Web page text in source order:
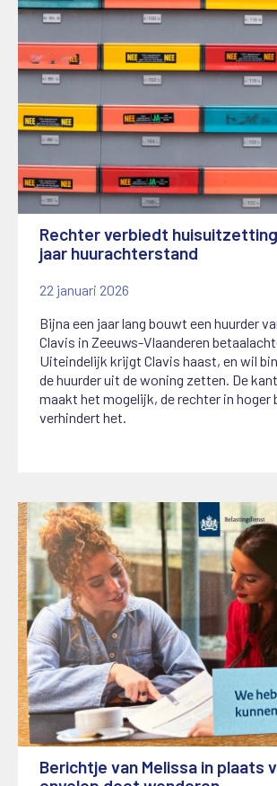
Rechter verbiedt
jaar huurachterstand
22 januari 2026
Bijna een jaar lang bouwt een huurder
Clavis in Zeeuws-Vlaanderen
Uiteindelijk krijgt Clavis haast, en wil
de huurder uit de woning zetten. De
maakt het mogelijk, de rechter in hoger
verhindert het.
Berichtje van Melissa in plaats